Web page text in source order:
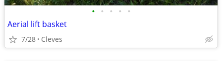
• • • • •
Aerial lift basket
7/28 Cleves